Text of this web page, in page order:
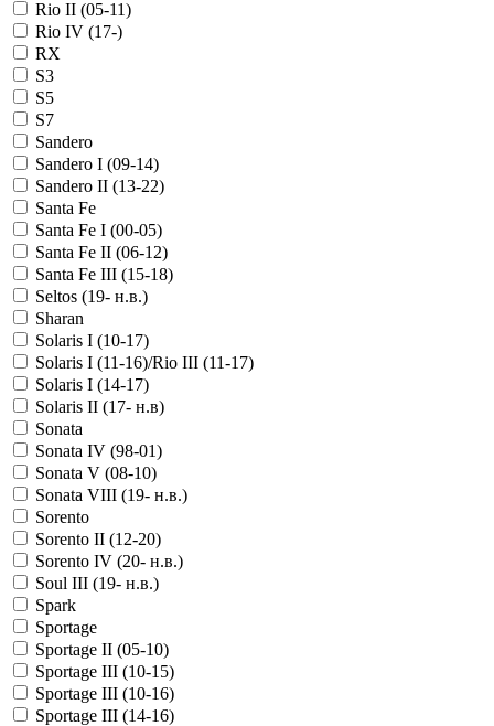
Rio II (05-11)
Rio IV (17-)
RX
S3
S5
S7
Sandero
Sandero I (09-14)
Sandero II (13-22)
Santa Fe
Santa Fe I (00-05)
Santa Fe II (06-12)
Santa Fe III (15-18)
Seltos (19- н.в.)
Sharan
Solaris I (10-17)
Solaris I (11-16)/Rio III (11-17)
Solaris I (14-17)
Solaris II (17- н.в)
Sonata
Sonata IV (98-01)
Sonata V (08-10)
Sonata VIII (19- н.в.)
Sorento
Sorento II (12-20)
Sorento IV (20- н.в.)
Soul III (19- н.в.)
Spark
Sportage
Sportage II (05-10)
Sportage III (10-15)
Sportage III (10-16)
Sportage III (14-16)